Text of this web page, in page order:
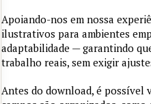
Apoiando-nos em nossa
ilustrativos para ambientes
adaptabilidade — garantindo
trabalho reais, sem exigir
Antes do download, é